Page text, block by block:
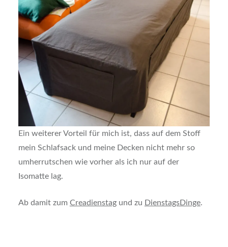
Ein weiterer Vorteil für mich ist, dass auf dem Stoff
mein Schlafsack und meine Decken nicht mehr so
umherrutschen wie vorher als ich nur auf der
Isomatte lag.
Ab damit zum Creadienstagund zu DienstagsDinge.